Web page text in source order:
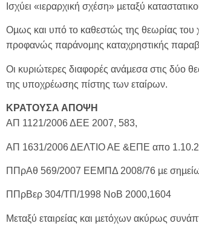
Ισχύει «ιεραρχική σχέση» µεταξύ
Οµως και υπό το καθεστώς της θεωρίας του
προφανώς παράνοµης καταχρηστικής
Οι κυριώτερες διαφορές ανάµεσα στις δύο
της υποχρέωσης πίστης των εταίρων.
ΚΡΑΤΟΥΣΑ ΑΠΟΨΗ
ΑΠ 1121/2006 ΔΕΕ 2007, 583,
ΑΠ 1631/2006 ΔΕΛΤΙΟ ΑΕ &ΕΠΕ απο
ΠΠρΑθ 569/2007 ΕΕΜΠΔ 2008/76 µε
ΠΠρΒερ 304/ΤΠ/1998 ΝοΒ 2000,1604
Μεταξύ εταιρείας και µετόχων ακύρως